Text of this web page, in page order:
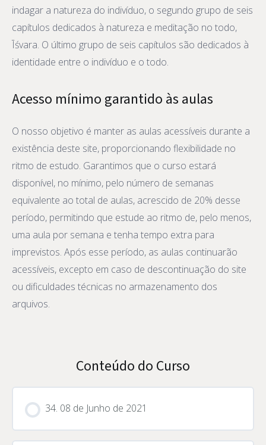
indagar a natureza do indivíduo, o segundo grupo de seis
capítulos dedicados à natureza e meditação no todo,
Īśvara. O último grupo de seis capítulos são dedicados à
identidade entre o indivíduo e o todo.
Acesso mínimo garantido às aulas
O nosso objetivo é manter as aulas acessíveis durante a
existência deste site, proporcionando flexibilidade no
ritmo de estudo. Garantimos que o curso estará
disponível, no mínimo, pelo número de semanas
equivalente ao total de aulas, acrescido de 20% desse
período, permitindo que estude ao ritmo de, pelo menos,
uma aula por semana e tenha tempo extra para
imprevistos. Após esse período, as aulas continuarão
acessíveis, excepto em caso de descontinuação do site
ou dificuldades técnicas no armazenamento dos
arquivos.
Conteúdo do Curso
34. 08 de Junho de 2021